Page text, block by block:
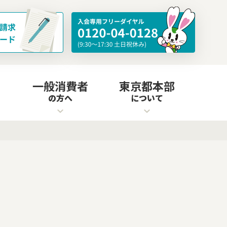
一般消費者
の方へ
東京都本部
について